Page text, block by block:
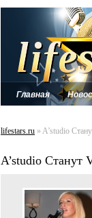
Главная
lifestars.ru » A’studio
A’studio Станут